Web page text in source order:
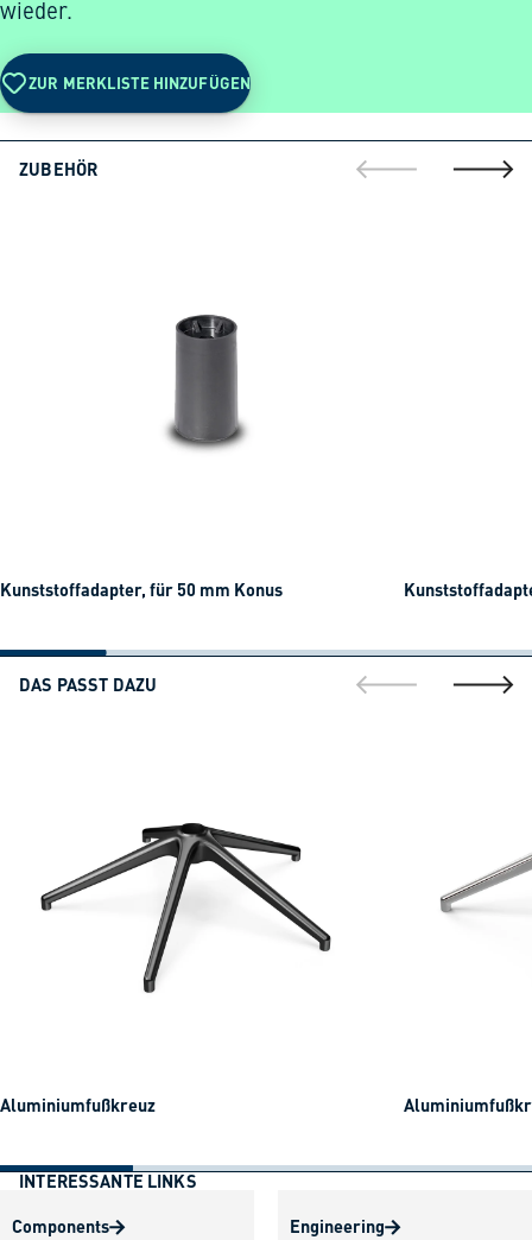
wieder.
ZUR MERKLISTE HINZUFÜGEN
ZUBEHÖR
gehe zur gehe
Kunststoffadapter, für 50 mm Konus
DAS PASST DAZU
gehe zur gehe
Aluminiumfußkreuz
INTERESSANTE LINKS
Components Engineering